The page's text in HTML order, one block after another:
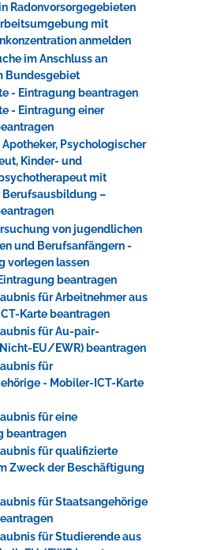
Radonvorsorgegebieten
mit
anmelden
im Anschluss an
Bundesgebiet
- Eintragung beantragen
- Eintragung einer
Apotheker, Psychologischer
Kinder- und
mit
Berufsausbildung –
von jugendlichen
und Berufsanfängern -
vorlegen lassen
beantragen
für Arbeitnehmer aus
Karte beantragen
für Au-pair-
EU/EWR) beantragen
für
- Mobiler-ICT-Karte
für eine
beantragen
für qualifizierte
Zweck der Beschäftigung
für Staatsangehörige
für Studierende aus